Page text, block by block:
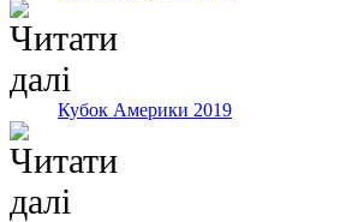
Кубок Америки 2019